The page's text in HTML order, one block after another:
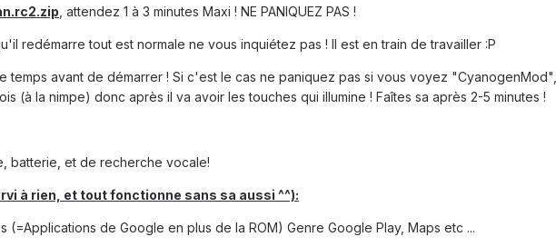
, attendez 1 à 3 minutes Maxi ! NE PANIQUEZ PAS !
redémarre tout est normale ne vous inquiétez pas ! Il est en train de travailler :P
temps avant de démarrer ! Si c'est le cas ne paniquez pas si vous voyez
(à la nimpe) donc après il va avoir les touches qui illumine ! Faîtes sa après 2-5 minutes !
batterie, et de recherche vocale!
à rien, et tout fonctionne sans sa aussi ^^):
(=Applications de Google en plus de la ROM) Genre Google Play, Maps etc ...